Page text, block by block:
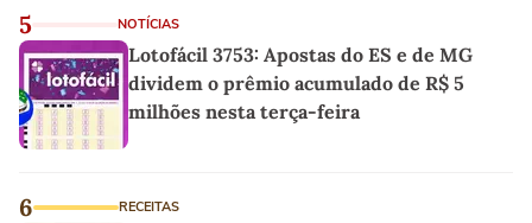
5 NOTÍCIAS
Lotofácil 3753: Apostas do ES e de MG
dividem o prêmio acumulado de R$ 5
milhões nesta terça-feira
6 RECEITAS